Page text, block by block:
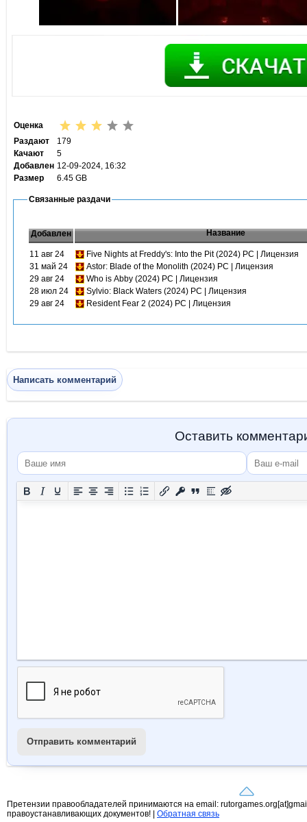
Оценка
Раздают
179
Качают
5
Добавлен 12-09-2024, 16:32
Размер
6.45 GB
Связанные раздачи
Добавлен Название
11 авг 24
Five Nights at Freddy's: Into the Pit (2024) PC | Лицензия
31 май 24
Astor: Blade of the Monolith (2024) PC | Лицензия
29 авг 24
Who is Abby (2024) PC | Лицензия
28 июл 24
Sylvio: Black Waters (2024) PC | Лицензия
29 авг 24
Resident Fear 2 (2024) PC | Лицензия
Написать комментарий
Оставить
Отправить комментарий
Претензии правообладателей принимаются на email:
правоустанавливающих документов! |
Обратная связь